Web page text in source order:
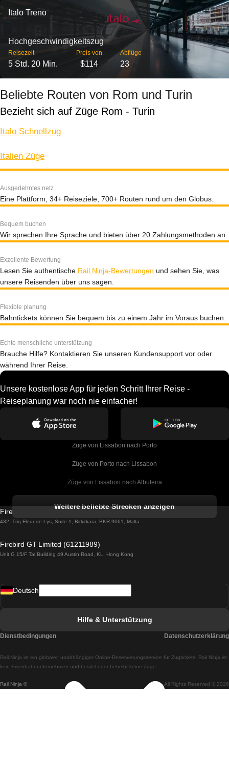
Italo Treno
Hochgeschwindigkeitszug
Reisezeit
5 Std. 20 Min.
Preis von
$114
Abflüge
23
Beliebte Routen von Rom und Turin
Bezieht sich auf Züge Rom - Turin
Italo Schnellzug
Italien Züge
Ausgedehntes netz
Eine Plattform, 34+ Reiseziele, 700+ Routen rund um den Globus.
Bequem buchen
Wir sprechen Ihre Sprache und bieten über 20 Zahlungsmethoden an.
Exzellente Bewertung
Lesen Sie authentische Rail Ninja-Bewertungen und sehen Sie, was
unsere Reisenden über uns sagen.
Flexible planung
Bahntickets können Sie bequem bis zu einem Jahr im Voraus buchen.
Echte menschliche unterstützung
Brauche Hilfe? Kontaktieren Sie unseren Kundensupport vor oder
während Ihrer Reise.
Unsere kostenlose App für jeden Schritt Ihrer Reise -
Reiseplanung war noch nie einfacher!
Züge von Lissabon nach Porto
Züge von Porto nach Lissabon
Züge von Lissabon nach Albufeira
Züge von Lissabon nach Lagos
Züge von Lissabon nach Madrid
Züge von Lissabon nach Braga
Züge von Braga nach Lissabon
Weitere beliebte Strecken anzeigen
Firebird GT Limited (OC 1451)
432, Triq Fleur de Lys, Suite 1, Birkirkara, BKR 9061, Malta
Firebird GT Limited (61211989)
Unit G 15/F Tal Building 49 Austin Road, KL, Hong Kong
Rail Ninja ® All Rights Reserved © 2026
Rail.Ninja ist ein globaler, unabhängiger Online-Reservierungsservice für Zugtickets. Rail Ninja ist
kein Eisenbahnunternehmen und besitzt oder betreibt keine Züge.
Deutsch
Hilfe & Unterstützung
Dienstbedingungen Datenschutzerklärung